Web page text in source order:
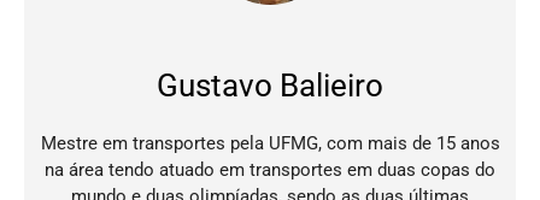
Gustavo Balieiro
Mestre em transportes pela UFMG, com mais de 15 anos
na área tendo atuado em transportes em duas copas do